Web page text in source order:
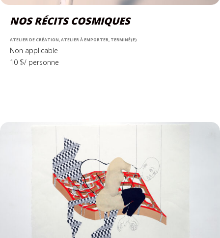
NOS RÉCITS COSMIQUES
ATELIER DE CRÉATION, ATELIER À EMPORTER, TERMINÉ(E)
Non applicable
10 $/ personne